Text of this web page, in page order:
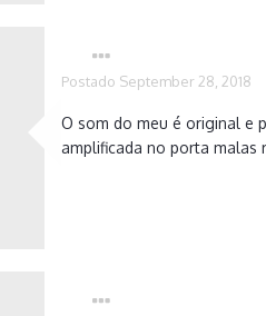
Postado September 28, 2018
O som do meu é original e
amplificada no porta malas